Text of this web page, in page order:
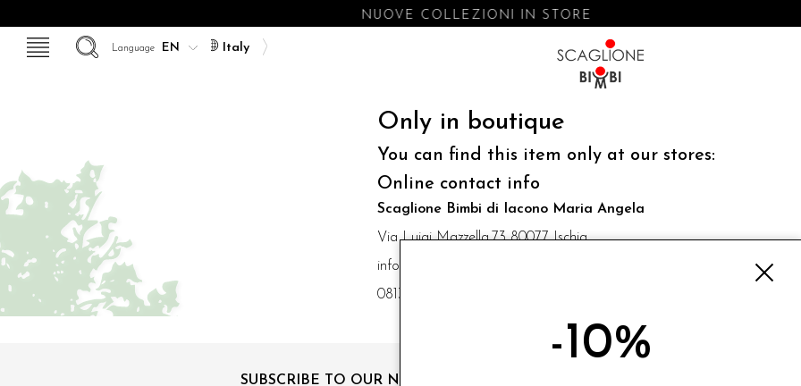
NUOVE COLLEZIONI IN STORE
Italy
Language
Only in boutique
You can find this item only at our stores:
Online contact info
Scaglione Bimbi di Iacono Maria Angela
Via Luigi Mazzella,73 80077 Ischia
info@scaglionebimbi.com
0813331162
SUBSCRIBE TO OUR NEWSLETTER
-10%